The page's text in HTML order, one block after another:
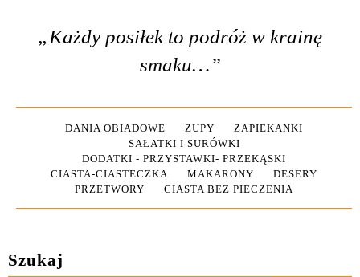
„Każdy posiłek to podróż w krainę
smaku…”
DANIA OBIADOWE ZUPY
ZAPIEKANKI
SAŁATKI I SURÓWKI
DODATKI - PRZYSTAWKI- PRZEKĄSKI
CIASTA-CIASTECZKA
MAKARONY
DESERY
PRZETWORY
CIASTA BEZ PIECZENIA
Szukaj